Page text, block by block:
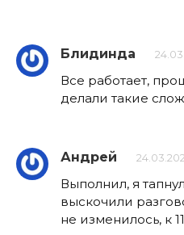
Блидинда
Все работает,
делали такие
Андрей
Выполнил, я
выскочили
не изменилось, к